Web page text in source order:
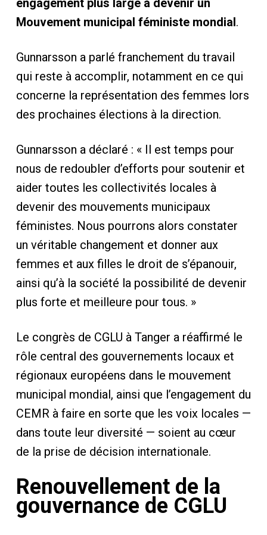
Mouvement municipal féministe mondial.
Gunnarsson a parlé franchement du travail
qui reste à accomplir, notamment en ce qui
concerne la représentation des femmes lors
des prochaines élections à la direction.
Gunnarsson a déclaré : « Il est temps pour
nous de redoubler d’efforts pour soutenir et
aider toutes les collectivités locales à
devenir des mouvements municipaux
féministes. Nous pourrons alors constater
un véritable changement et donner aux
femmes et aux filles le droit de s’épanouir,
ainsi qu’à la société la possibilité de devenir
plus forte et meilleure pour tous. »
Le congrès de CGLU à Tanger a réaffirmé le
rôle central des gouvernements locaux et
régionaux européens dans le mouvement
municipal mondial, ainsi que l’engagement du
CEMR à faire en sorte que les voix locales —
dans toute leur diversité — soient au cœur
de la prise de décision internationale.
Renouvellement de la
gouvernance de CGLU